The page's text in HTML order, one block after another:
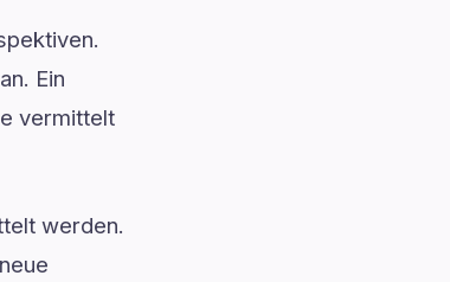
Ein
vermittelt
werden.